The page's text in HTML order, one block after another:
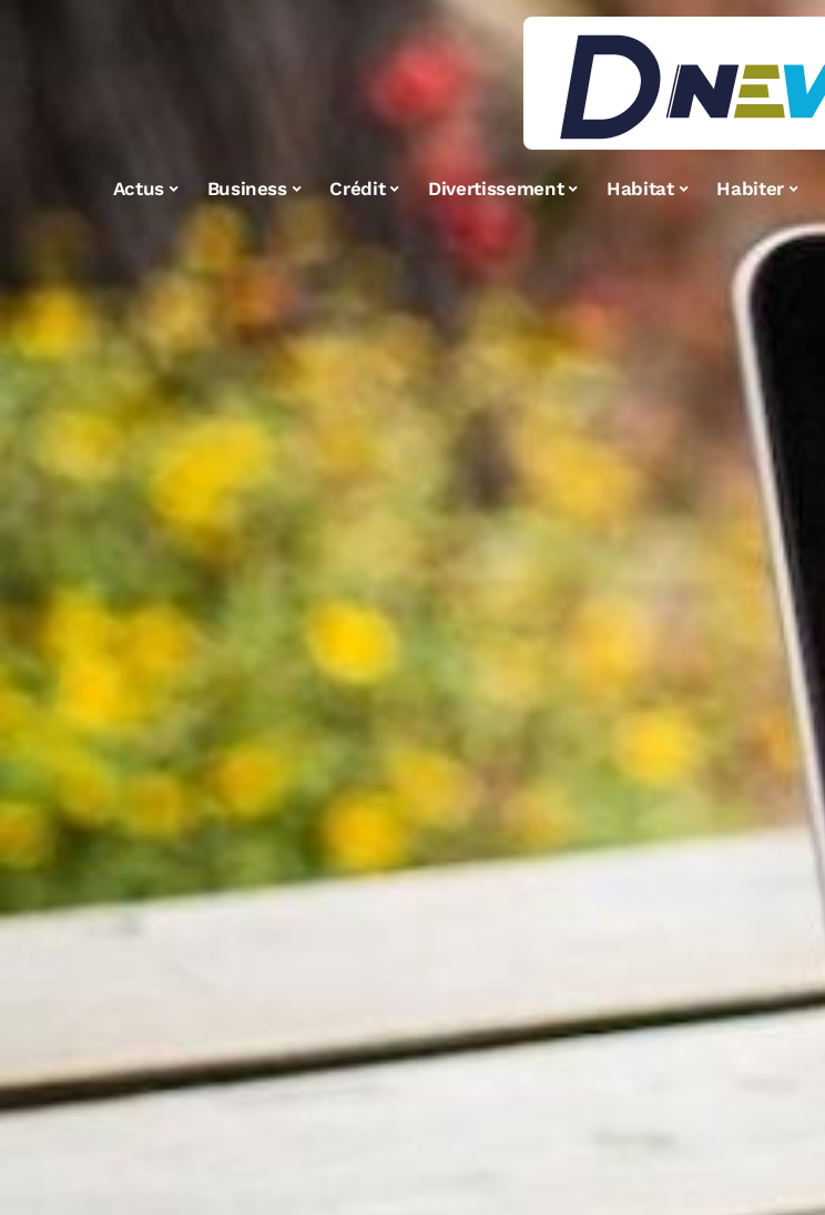
Actus Business Crédit Divertissement Habitat Habiter